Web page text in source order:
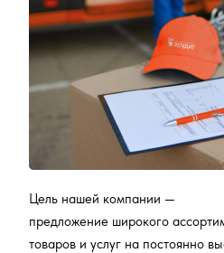
Цель нашей компании —
предложение широкого
товаров и услуг на постоянно